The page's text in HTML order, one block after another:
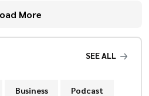
More
SEE ALL
Business Podcast